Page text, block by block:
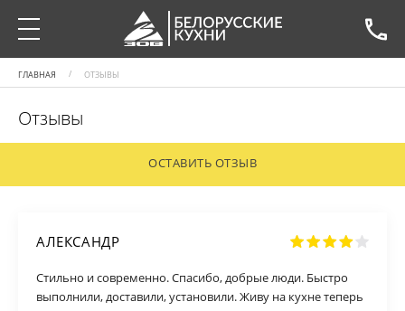
ГЛАВНАЯ ОТЗЫВЫ
Отзывы
ОСТАВИТЬ ОТЗЫВ
АЛЕКСАНДР
Стильно и современно. Спасибо, добрые люди. Быстро
выполнили, доставили, установили. Живу на кухне теперь